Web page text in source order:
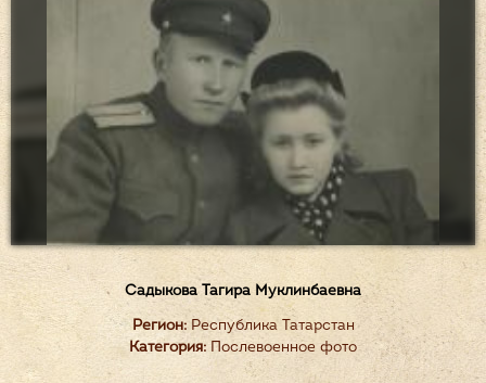
Садыкова Тагира Муклинбаевна
Регион:Республика Татарстан
Категория: Послевоенное фото